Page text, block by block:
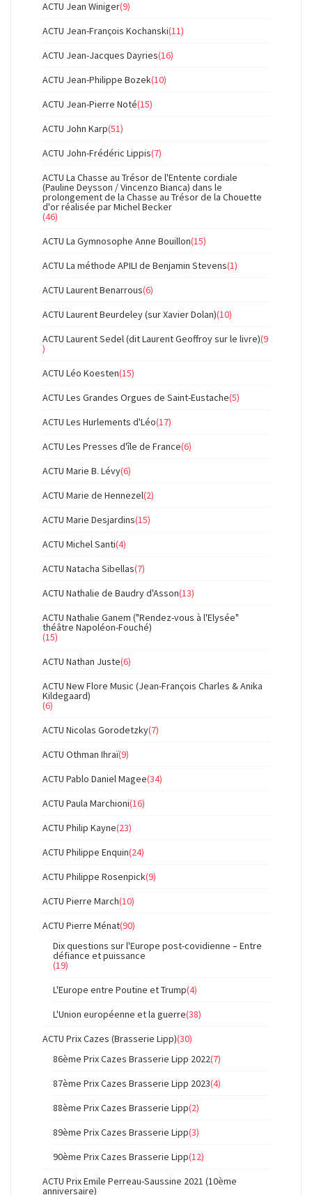
ACTU Jean Winiger(9)
ACTU Jean-François Kochanski(11)
ACTU Jean-Jacques Dayries(16)
ACTU Jean-Philippe Bozek(10)
ACTU Jean-Pierre Noté(15)
ACTU John Karp(51)
ACTU John-Frédéric Lippis(7)
ACTU La Chasse au Trésor de l'Entente cordiale
(Pauline Deysson / Vincenzo Bianca) dans le
prolongement de la Chasse au Trésor de la Chouette
d'or réalisée par Michel Becker
(46)
ACTU La Gymnosophe Anne Bouillon(15)
ACTU La méthode APILI de Benjamin Stevens(1)
ACTU Laurent Benarrous(6)
ACTU Laurent Beurdeley (sur Xavier Dolan)(10)
ACTU Laurent Sedel (dit Laurent Geoffroy sur le livre)(9
)
ACTU Léo Koesten(15)
ACTU Les Grandes Orgues de Saint-Eustache(5)
ACTU Les Hurlements d'Léo(17)
ACTU Les Presses d'île de France(6)
ACTU Marie B. Lévy(6)
ACTU Marie de Hennezel(2)
ACTU Marie Desjardins(15)
ACTU Michel Santi(4)
ACTU Natacha Sibellas(7)
ACTU Nathalie de Baudry d'Asson(13)
ACTU Nathalie Ganem ("Rendez-vous à l'Elysée"
théâtre Napoléon-Fouché)
(15)
ACTU Nathan Juste(6)
ACTU New Flore Music (Jean-François Charles & Anika
Kildegaard)
(6)
ACTU Nicolas Gorodetzky(7)
ACTU Othman Ihraï(9)
ACTU Pablo Daniel Magee(34)
ACTU Paula Marchioni(16)
ACTU Philip Kayne(23)
ACTU Philippe Enquin(24)
ACTU Philippe Rosenpick(9)
ACTU Pierre March(10)
ACTU Pierre Ménat(90)
Dix questions sur l'Europe post-covidienne – Entre
défiance et puissance
(19)
L'Europe entre Poutine et Trump(4)
L'Union européenne et la guerre(38)
ACTU Prix Cazes (Brasserie Lipp)(30)
86ème Prix Cazes Brasserie Lipp 2022(7)
87ème Prix Cazes Brasserie Lipp 2023(4)
88ème Prix Cazes Brasserie Lipp(2)
89ème Prix Cazes Brasserie Lipp(3)
90ème Prix Cazes Brasserie Lipp(12)
ACTU Prix Emile Perreau-Saussine 2021 (10ème
anniversaire)